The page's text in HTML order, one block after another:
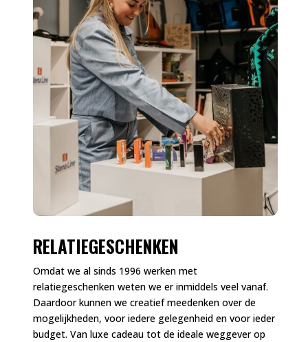
RELATIEGESCHENKEN
Omdat we al sinds 1996 werken met
relatiegeschenken weten we er inmiddels veel vanaf.
Daardoor kunnen we creatief meedenken over de
mogelijkheden, voor iedere gelegenheid en voor ieder
budget. Van luxe cadeau tot de ideale weggever op